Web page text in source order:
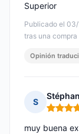
Publicado el
tras una
Superior
Opinión
S
Nota: 5
muy buena